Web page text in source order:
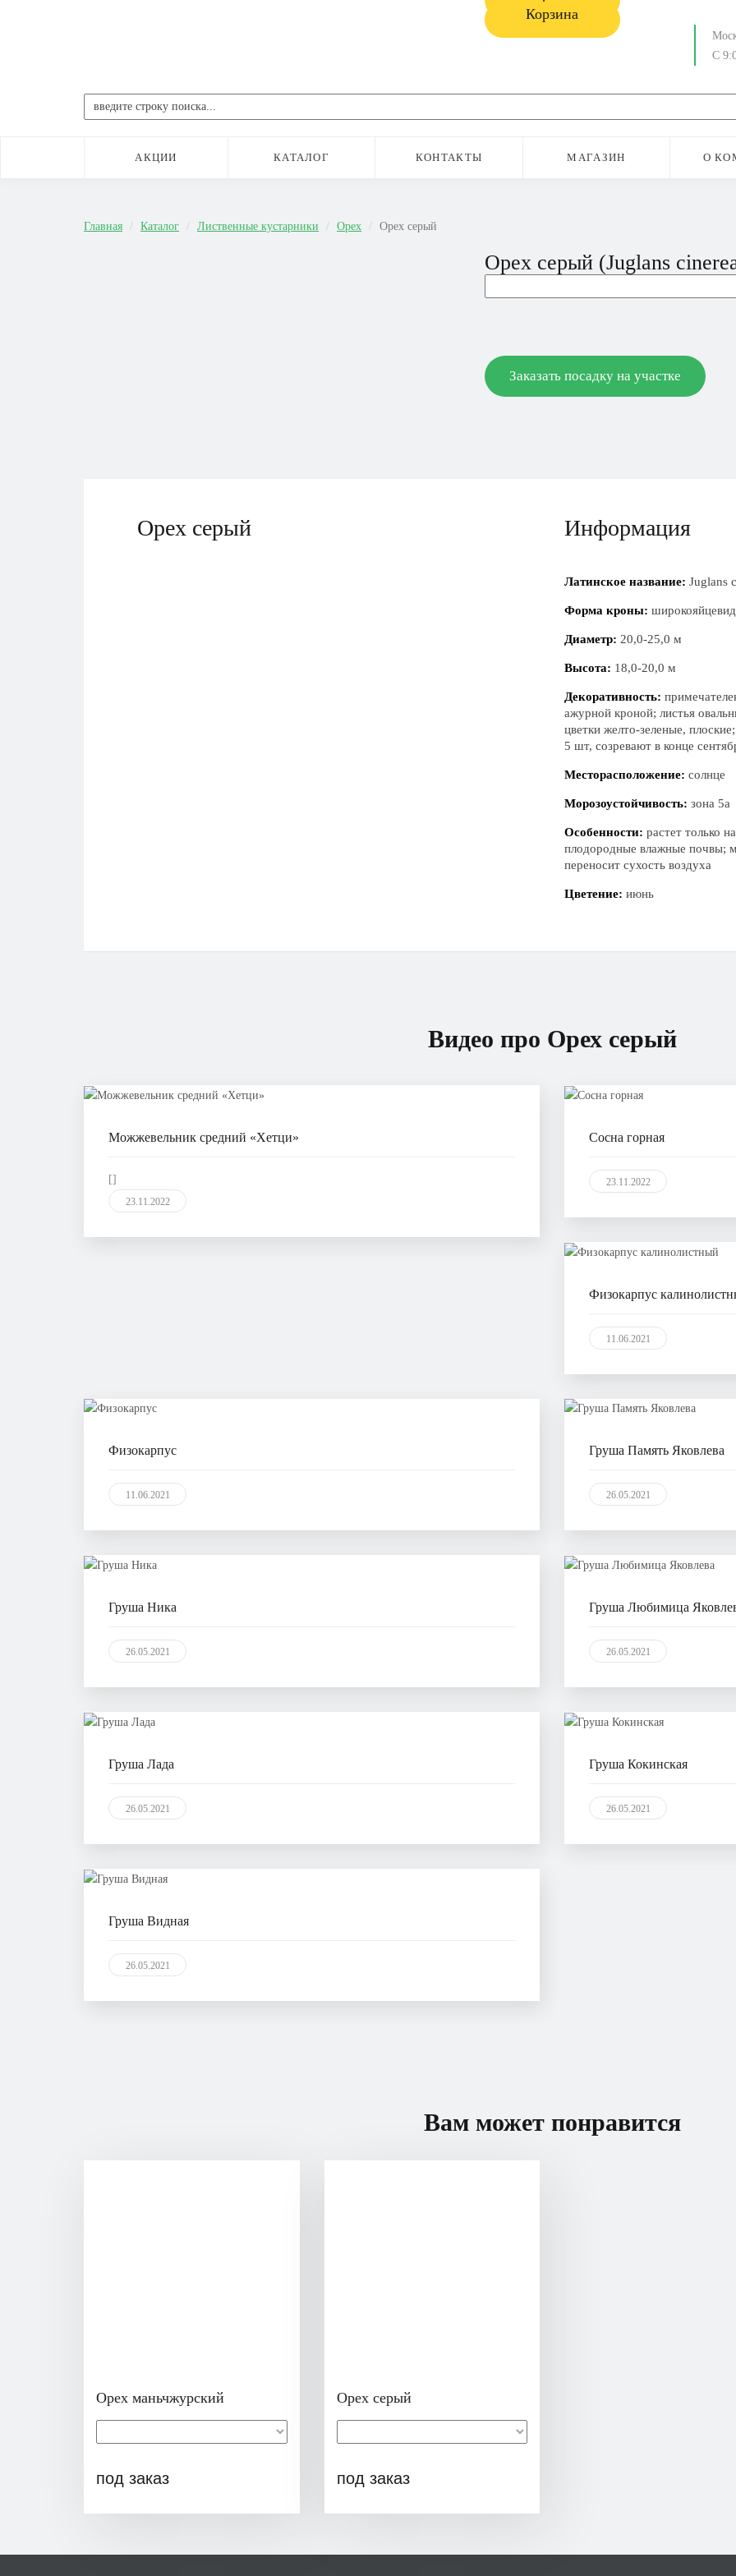
Корзина
С
АКЦИИ КАТАЛОГ КОНТАКТЫ МАГАЗИН О
Главная Каталог Лиственные кустарники Орех Орех серый
Орех серый (Juglans
Заказать посадку на участке
Орех серый Информация
Латинское название: Juglans
Форма кроны:
Диаметр: 20,0-25,0 м
Высота: 18,0-20,0 м
Декоративность:
ажурной кроной; листья
цветки желто-зеленые,
5 шт, созревают в конце
Месторасположение: солнце
Морозоустойчивость: зона 5а
Особенности: растет только
плодородные влажные почвы;
переносит сухость воздуха
Цветение: июнь
Видео про Орех серый
Можжевельник средний «Хетци»
[]
23.11.2022
Сосна горная
23.11.2022
Физокарпус
11.06.2021
Физокарпус
11.06.2021
Груша Память Яковлева
26.05.2021
Груша Ника
26.05.2021
Груша Любимица
26.05.2021
Груша Лада
26.05.2021
Груша Кокинская
26.05.2021
Груша Видная
26.05.2021
Вам может понравится
Орех маньчжурский
под заказ
Орех серый
под заказ